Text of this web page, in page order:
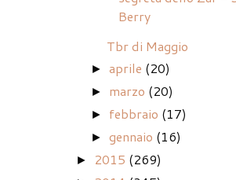
Berry
Tbr di Maggio
►aprile (20)
► marzo (20)
► febbraio (17)
►gennaio (16)
► 2015 (269)